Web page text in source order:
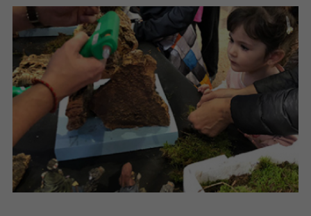
T
D
O
N